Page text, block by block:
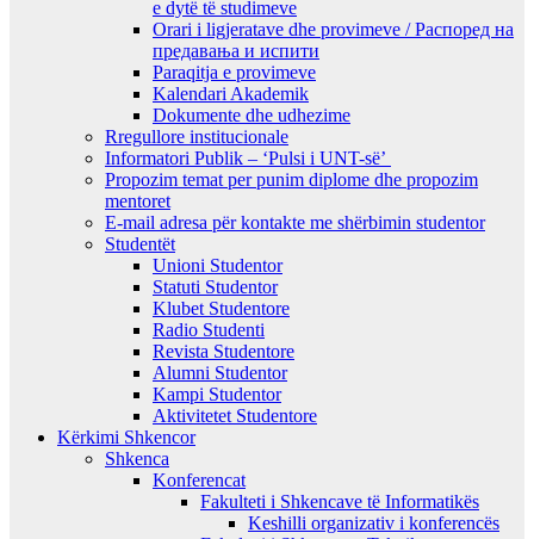
e dytë të studimeve
Orari i ligjeratave dhe provimeve / Распоред на
предавањa и испити
Paraqitja e provimeve
Kalendari Akademik
Dokumente dhe udhezime
Rregullore institucionale
Informatori Publik – ‘Pulsi i UNT-së’
Propozim temat per punim diplome dhe propozim
mentoret
E-mail adresa për kontakte me shërbimin studentor
Studentët
Unioni Studentor
Statuti Studentor
Klubet Studentore
Radio Studenti
Revista Studentore
Alumni Studentor
Kampi Studentor
Aktivitetet Studentore
Kërkimi Shkencor
Shkenca
Konferencat
Fakulteti i Shkencave të Informatikës
Keshilli organizativ i konferencës